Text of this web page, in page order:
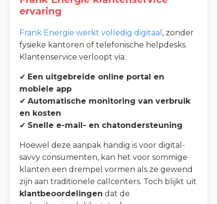
ervaring
Frank Energie werkt volledig digitaal , zonder
fysieke kantoren of telefonische helpdesks.
Klantenservice verloopt via:
✔ Een uitgebreide online portal en
mobiele app
✔ Automatische monitoring van verbruik
en kosten
✔ Snelle e-mail- en chatondersteuning
Hoewel deze aanpak handig is voor digital-
savvy consumenten, kan het voor sommige
klanten een drempel vormen als ze gewend
zijn aan traditionele callcenters. Toch blijkt uit
klantbeoordelingen dat de